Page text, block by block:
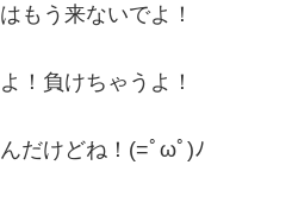
もう来ないでよ！
！負けちゃうよ！
だけどね！(=ﾟωﾟ)ﾉ